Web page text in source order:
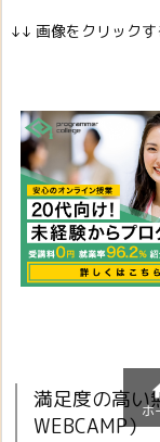
↓↓ 画像をクリック
満足度の高い
WEBCAMP）
ホ